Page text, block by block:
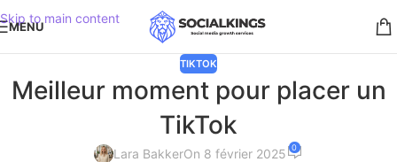
Skip to main content
MENU
TIKTOK
Meilleur moment pour placer un
TikTok
Lara BakkerOn 8 février 2025 0